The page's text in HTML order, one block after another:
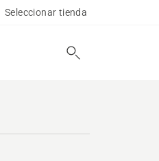
Seleccionar tienda